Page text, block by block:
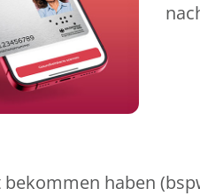
haben